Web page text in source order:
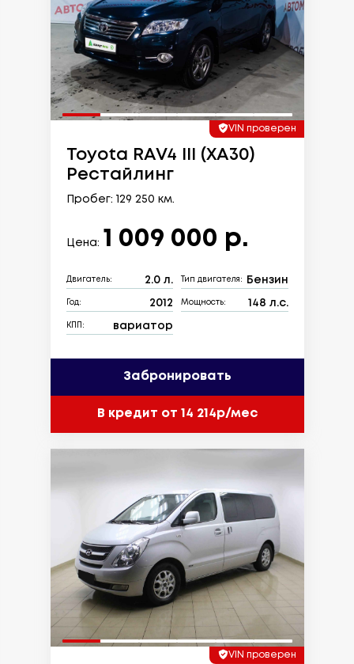
VIN проверен
Toyota RAV4 III (XA30)
Рестайлинг
Пробег: 129 250 км.
Цена: 1 009 000 р.
Двигатель: 2.0 л. Тип двигателя: Бензин
Год: 2012 Мощность: 148 л.с.
КПП: вариатор
Забронировать
В кредит от 14 214р/мес
VIN проверен